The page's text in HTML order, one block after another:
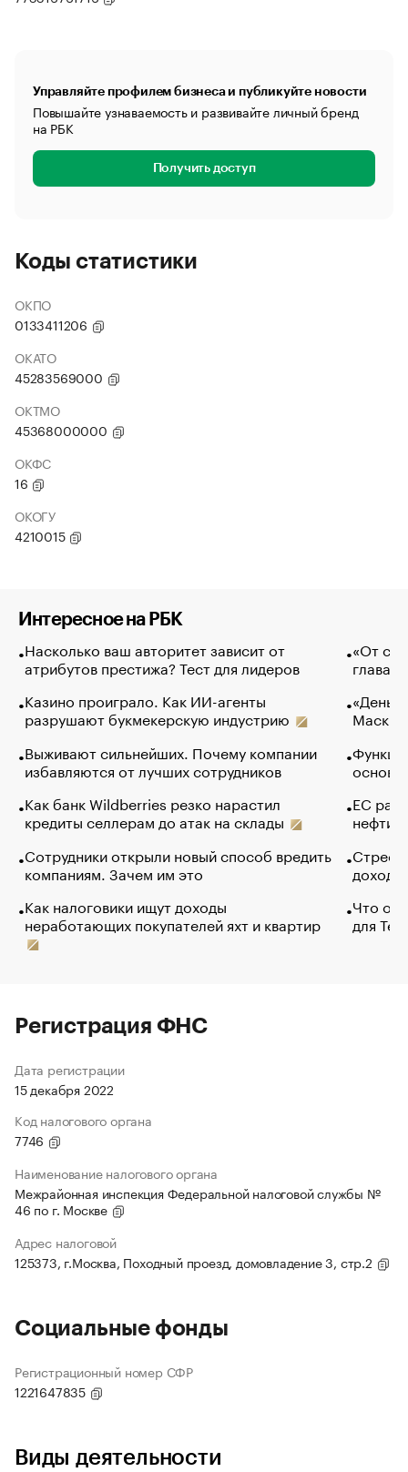
Управляйте профилем бизнеса и публикуйте новости
Повышайте узнаваемость и развивайте личный бренд
на РБК
Получить доступ
Коды статистики
ОКПО
0133411206
ОКАТО
45283569000
ОКТМО
45368000000
ОКФС
16
ОКОГУ
4210015
Интересное на РБК
Насколько ваш авторитет зависит от
атрибутов престижа? Тест для лидеров
Казино проиграло. Как ИИ-агенты
разрушают букмекерскую индустрию
Выживают сильнейших. Почему компании
избавляются от лучших сотрудников
Как банк Wildberries резко нарастил
кредиты селлерам до атак на склады
Сотрудники открыли новый способ вредить
компаниям. Зачем им это
Как налоговики ищут доходы
неработающих покупателей яхт и квартир
«От
глава
Маск в
основ
ЕС
нефти
Что
для
Регистрация ФНС
Дата регистрации
15 декабря 2022
Код налогового органа
7746
Наименование налогового органа
Межрайонная инспекция Федеральной налоговой службы №
46 по г. Москве
Адрес налоговой
125373, г.Москва, Походный проезд, домовладение 3, стр.2
Социальные фонды
Регистрационный номер СФР
1221647835
Виды деятельности